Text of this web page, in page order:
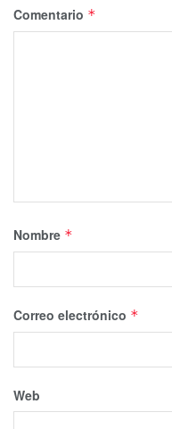
Comentario *
Nombre *
Correo electrónico *
Web